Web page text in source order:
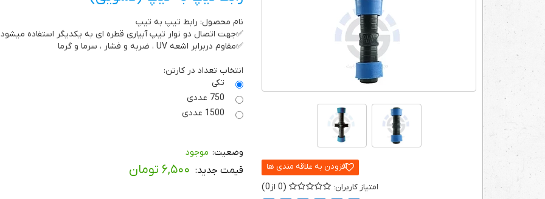
0
0
نام محصول: رابط تیپ به تیپ
✅جهت اتصال دو نوار تیپ آبیاری قطره ای به یکدیگر استفاده میشود
✅مقاوم دربرابر اشعه UV ، ضربه و فشار ، سرما و گرما
انتخاب تعداد در کارتن:
تکی
موجود
۶,۵۰۰ تومان